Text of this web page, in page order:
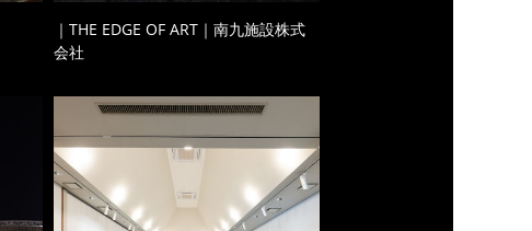
｜THE EDGE OF ART｜南九施設株式
会社